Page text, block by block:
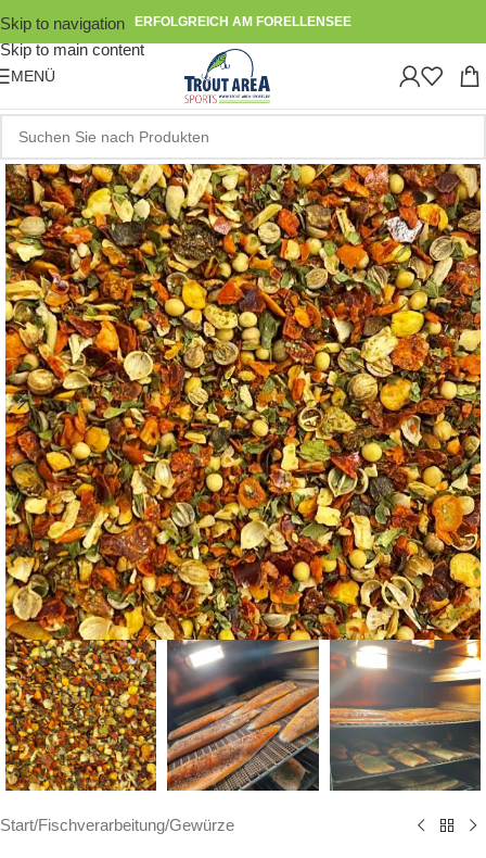
Skip to navigation
Skip to main content
ERFOLGREICH AM FORELLENSEE
MENÜ
Start/Fischverarbeitung/Gewürze